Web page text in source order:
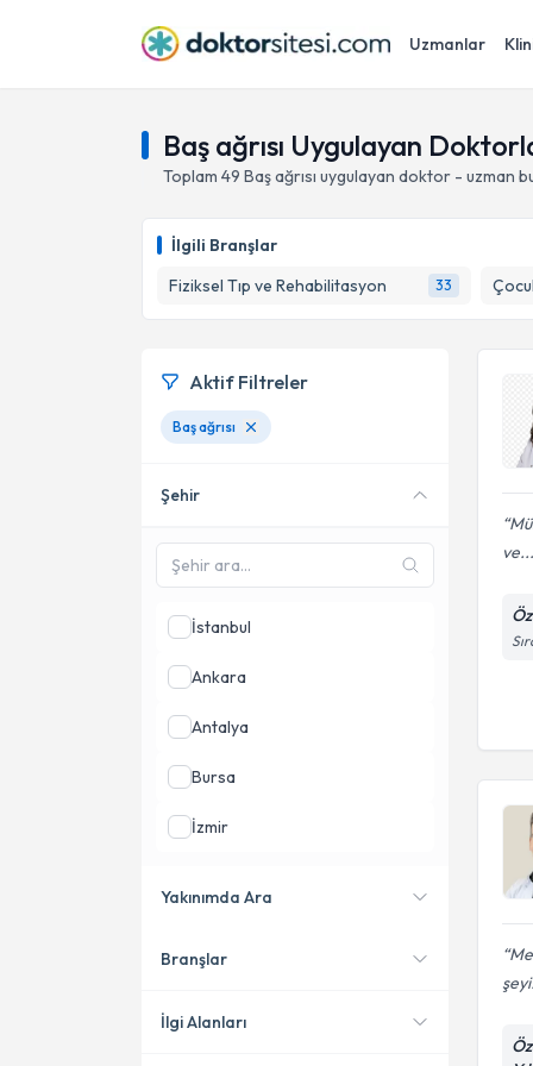
Uzmanlar
Baş ağrısı Uygulayan
Toplam 49 Baş ağrısı uygulayan doktor - uzman
İlgili Branşlar
Fiziksel Tıp ve Rehabilitasyon
33
ve...
Aktif Filtreler
Baş ağrısı
Şehir
İstanbul
Ankara
Antalya
Bursa
İzmir
Yakınımda Ara
Konumuma yakın uzmanları
Branşlar
İlgi Alanları